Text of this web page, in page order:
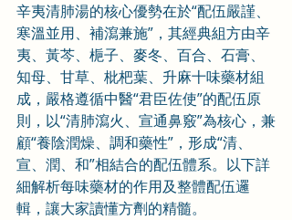
辛夷清肺湯的核心優勢在於“配伍嚴謹、
寒溫並用、補瀉兼施”，其經典組方由辛
夷、黃芩、梔子、麥冬、百合、石膏、
知母、甘草、枇杷葉、升麻十味藥材組
成，嚴格遵循中醫“君臣佐使”的配伍原
則，以“清肺瀉火、宣通鼻竅”為核心，兼
顧“養陰潤燥、調和藥性”，形成“清、
宣、潤、和”相結合的配伍體系。以下詳
細解析每味藥材的作用及整體配伍邏
輯，讓大家讀懂方劑的精髓。